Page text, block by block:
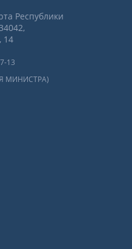
Республики
14
13
МИНИСТРА)